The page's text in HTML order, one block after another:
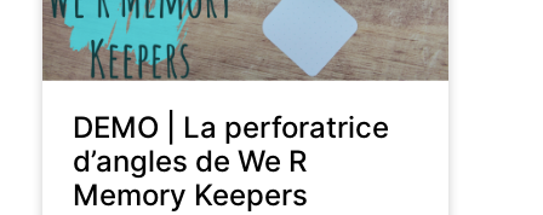
DEMO | La perforatrice
d’angles de We R
Memory Keepers